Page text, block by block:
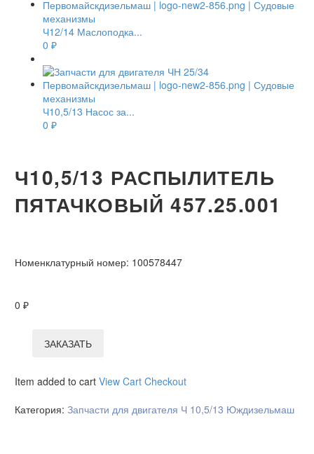
Ч12/14 Маслоподка...
0 ₽
Ч10,5/13 Насос за...
0 ₽
Ч10,5/13 РАСПЫЛИТЕЛЬ
ПЯТАЧКОВЫЙ 457.25.001
Номенклатурный номер: 100578447
0 ₽
ЗАКАЗАТЬ
Item added to cart View Cart Checkout
Категория: Запчасти для двигателя Ч 10,5/13 Юждизельмаш